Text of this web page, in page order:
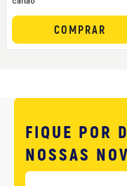
COMPRAR
FIQUE POR
NOSSAS